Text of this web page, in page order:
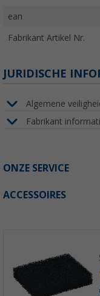
ean
Fabrikant Artikel Nr.
JURIDISCHE
Algemene
Fabrikant
ONZE SERVICE
ACCESSOIRES